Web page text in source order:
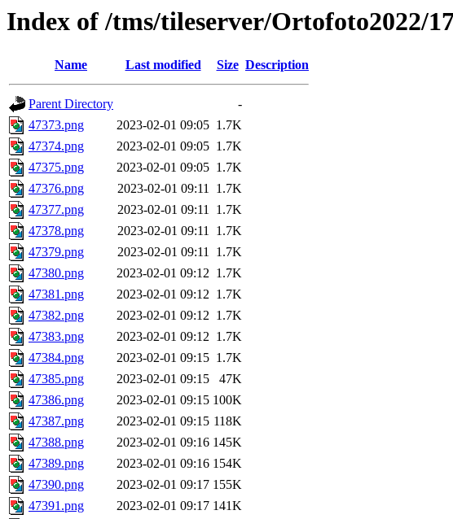
Index of /tms/tileserver/Ortofoto2022/
Name Last modified Size Description
Parent Directory
-
47373.png
2023-02-01 09:05 1.7K
47374.png
2023-02-01 09:05 1.7K
47375.png
2023-02-01 09:05 1.7K
47376.png
2023-02-01 09:11 1.7K
47377.png
2023-02-01 09:11 1.7K
47378.png
2023-02-01 09:11 1.7K
47379.png
2023-02-01 09:11 1.7K
47380.png
2023-02-01 09:12 1.7K
47381.png
2023-02-01 09:12 1.7K
47382.png
2023-02-01 09:12 1.7K
47383.png
2023-02-01 09:12 1.7K
47384.png
2023-02-01 09:15 1.7K
47385.png
2023-02-01 09:15
47K
47386.png
2023-02-01 09:15 100K
47387.png
2023-02-01 09:15 118K
47388.png
2023-02-01 09:16 145K
47389.png
2023-02-01 09:16 154K
47390.png
2023-02-01 09:17 155K
47391.png
2023-02-01 09:17 141K